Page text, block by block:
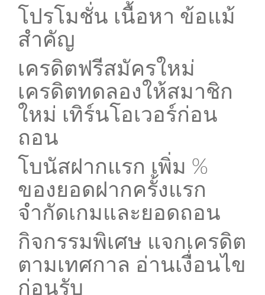
โปรโมชั่น เนื้อหา ข้อแม้
สำคัญ
เครดิตฟรีสมัครใหม่
เครดิตทดลองให้สมาชิก
ใหม่ เทิร์นโอเวอร์ก่อน
ถอน
โบนัสฝากแรก เพิ่ม %
ของยอดฝากครั้งแรก
จำกัดเกมและยอดถอน
กิจกรรมพิเศษ แจกเครดิต
ตามเทศกาล อ่านเงื่อนไข
ก่อนรับ